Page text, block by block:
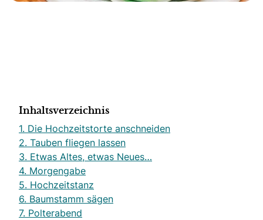
Inhaltsverzeichnis
1. Die Hochzeitstorte anschneiden
2. Tauben fliegen lassen
3. Etwas Altes, etwas Neues…
4. Morgengabe
5. Hochzeitstanz
6. Baumstamm sägen
7. Polterabend